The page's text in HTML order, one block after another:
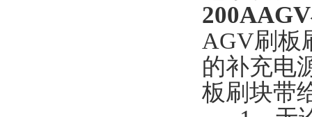
AGV刷板
的补充电
板刷块带